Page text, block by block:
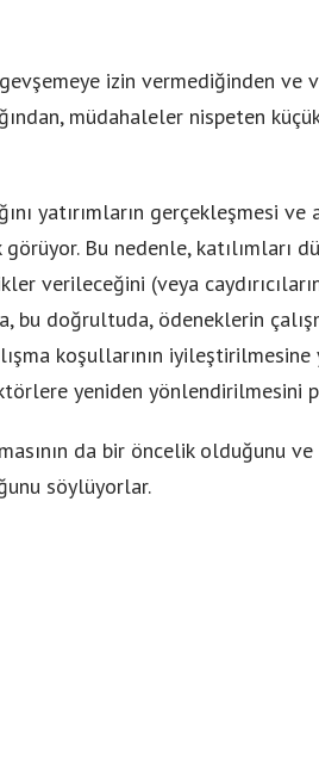
izin vermediğinden ve
müdahaleler nispeten
yatırımların gerçekleşmesi ve
Bu nedenle, katılımları
verileceğini (veya
bu doğrultuda, ödeneklerin
koşullarının
yeniden yönlendirilmesini
da bir öncelik olduğunu
söylüyorlar.